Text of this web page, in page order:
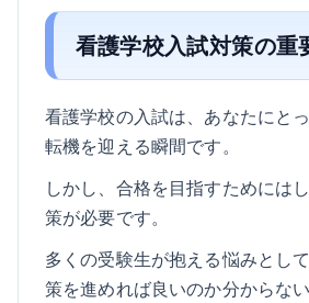
看護学校入試対策の重
看護学校の入試は、あなたにと
転機を迎える瞬間です。
しかし、合格を目指すためには
策が必要です。
多くの受験生が抱える悩みとし
策を進めれば良いのか分からな